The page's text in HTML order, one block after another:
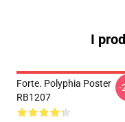
I
Forte. Polyphia Poster
RB1207
-